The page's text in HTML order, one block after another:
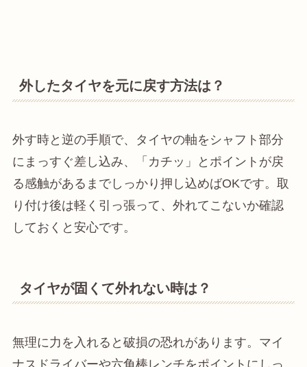
外したタイヤを元に戻す方法は？
外す時と逆の手順で、タイヤの軸をシャフト部分
にまっすぐ差し込み、「カチッ」とポイントが戻
る感触があるまでしっかり押し込めばOKです。取
り付け後は軽く引っ張って、外れてこないか確認
しておくと安心です。
タイヤが固くて外れない時は？
無理に力を入れると破損の恐れがあります。マイ
ナスドライバーや六角棒レンチをポイントにしっ